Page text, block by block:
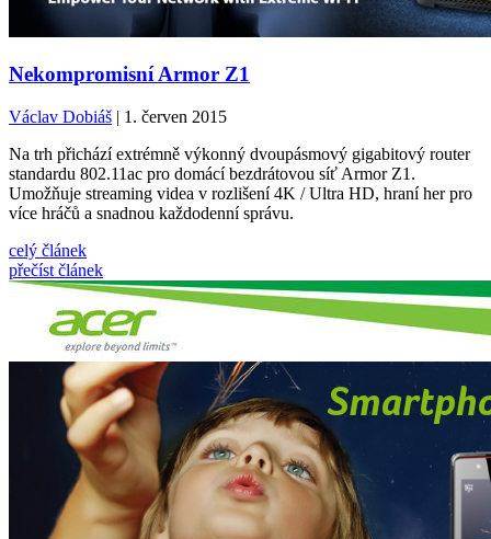
Nekompromisní Armor Z1
Václav Dobiáš | 1. červen 2015
Na trh přichází extrémně výkonný dvoupásmový gigabitový router
standardu 802.11ac pro domácí bezdrátovou síť Armor Z1.
Umožňuje streaming videa v rozlišení 4K / Ultra HD, hraní her pro
více hráčů a snadnou každodenní správu.
celý článek
přečíst článek